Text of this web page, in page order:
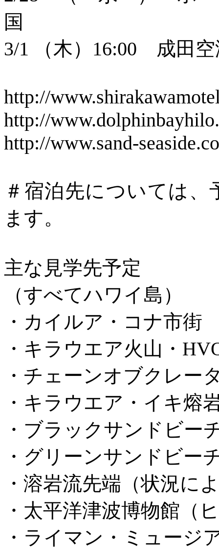
国 日付
3/1 （木）16:00 成田
http://
http://
http://www.sand-
＃宿泊先については
ます。
主な見学先予定
（すべてハワイ島）
・カイルア・コナ市街
・キラウエア火山・
・チェーンオブクレー
・キラウエア・イキ熔
・ブラックサンドビー
・グリーンサンドビー
・溶岩流先端（状況に
・太平洋津波博物館（
・ライマン・ミュージ